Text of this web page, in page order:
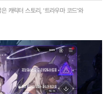
캐릭터 스토리, '트라우마 코드'와